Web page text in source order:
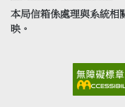
本局信箱係處理與系統相
映。